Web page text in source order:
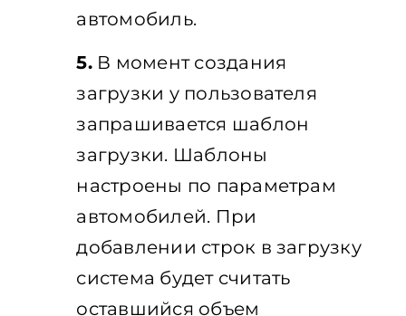
автомобиль.
5.В момент создания
загрузки у пользователя
запрашивается шаблон
загрузки. Шаблоны
настроены по параметрам
автомобилей. При
добавлении строк в загрузку
система будет считать
оставшийся объем